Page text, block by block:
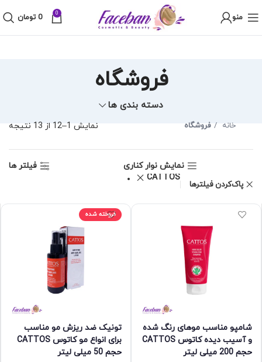
منو 0
0 تومان
فروشگاه
دسته بندی ها
خانه فروشگاه نمایش 1–12 از 13 نتیجه
نمایش نوار کناری
فیلتر ها
پاک‌کردن فیلترها
CATTOS
شامپو مناسب موهای رنگ شده
و آسیب دیده کاتوس CATTOS
حجم 200 میلی لیتر
فروخته شده
تونیک ضد ریزش مو مناسب
برای انواع مو کاتوس CATTOS
حجم 50 میلی لیتر